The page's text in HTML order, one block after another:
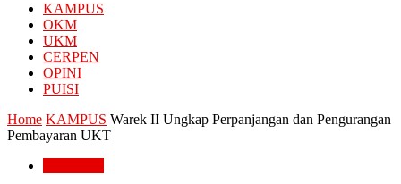
KAMPUS
OKM
UKM
CERPEN
OPINI
PUISI
Home KAMPUS Warek II Ungkap Perpanjangan dan Pengurangan
Pembayaran UKT